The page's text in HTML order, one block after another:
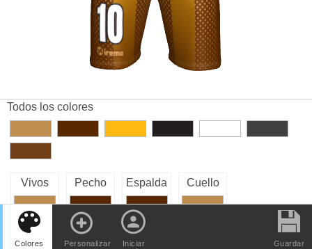
Colores Personalizar
Iniciar
Guardar
Todos los colores
Vivos Pecho Espalda Cuello